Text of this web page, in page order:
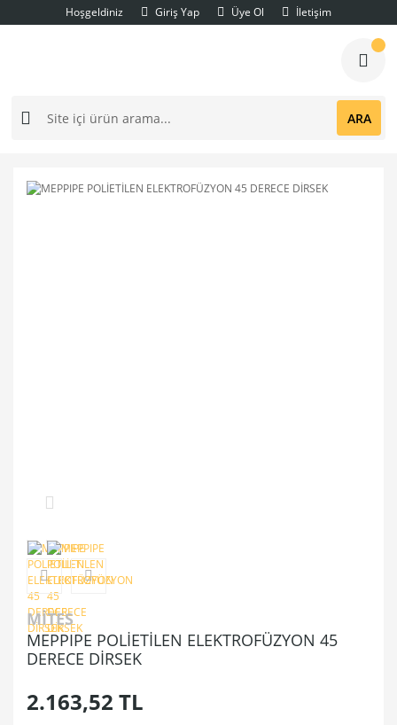
Hoşgeldiniz Giriş Yap Üye Ol İletişim
ARA
MİTES
MEPPIPE POLİETİLEN ELEKTROFÜZYON 45
DERECE DİRSEK
2.163,52 TL